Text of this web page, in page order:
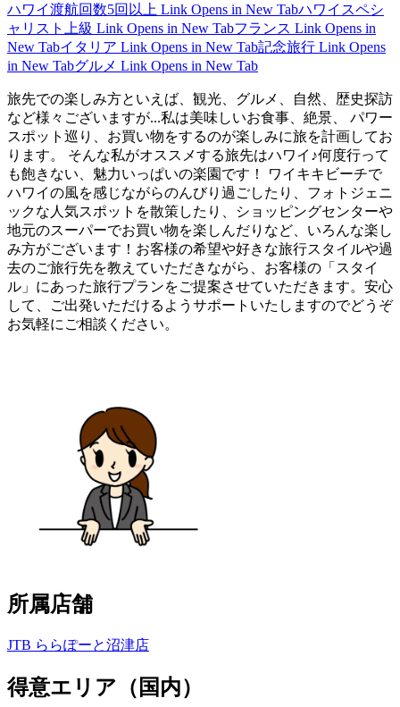
ハワイ渡航回数5回以上 Link Opens in New Tabハワイスペシ
ャリスト上級 Link Opens in New Tabフランス Link Opens in
New Tabイタリア Link Opens in New Tab記念旅行 Link Opens
in New Tabグルメ Link Opens in New Tab
旅先での楽しみ方といえば、観光、グルメ、自然、歴史探訪
など様々ございますが...私は美味しいお食事、絶景、 パワー
スポット巡り、お買い物をするのが楽しみに旅を計画してお
ります。 そんな私がオススメする旅先はハワイ♪何度行って
も飽きない、魅力いっぱいの楽園です！ ワイキキビーチで
ハワイの風を感じながらのんびり過ごしたり、フォトジェニ
ックな人気スポットを散策したり、ショッピングセンターや
地元のスーパーでお買い物を楽しんだりなど、いろんな楽し
み方がございます！お客様の希望や好きな旅行スタイルや過
去のご旅行先を教えていただきながら、お客様の「スタイ
ル」にあった旅行プランをご提案させていただきます。安心
して、ご出発いただけるようサポートいたしますのでどうぞ
お気軽にご相談ください。
所属店舗
JTB ららぽーと沼津店
得意エリア（国内）